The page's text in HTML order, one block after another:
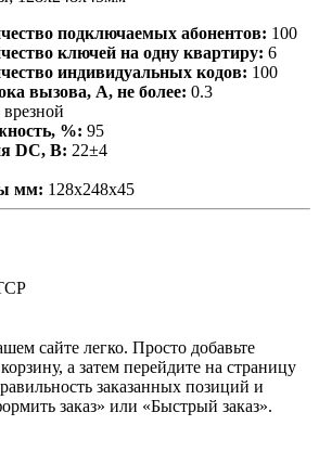
подключаемых абонентов: 100
ключей на одну квартиру: 6
индивидуальных кодов: 100
вызова, А, не более: 0.3
врезной
%: 95
DC, В: 22±4
мм: 128х248х45
сайте легко. Просто добавьте
а затем перейдите на страницу
заказанных позиций и
заказ» или «Быстрый заказ».